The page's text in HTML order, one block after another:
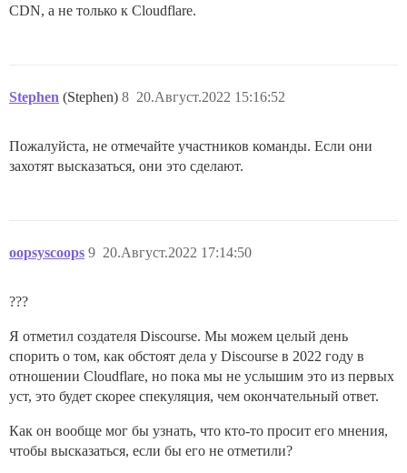
CDN, а не только к Cloudflare.
Stephen (Stephen) 20.Август.2022 15:16:52
8
Пожалуйста, не отмечайте участников команды. Если они
захотят высказаться, они это сделают.
oopsyscoops 20.Август.2022 17:14:50
9
???
Я отметил создателя Discourse. Мы можем целый день
спорить о том, как обстоят дела у Discourse в 2022 году в
отношении Cloudflare, но пока мы не услышим это из первых
уст, это будет скорее спекуляция, чем окончательный ответ.
Как он вообще мог бы узнать, что кто-то просит его мнения,
чтобы высказаться, если бы его не отметили?